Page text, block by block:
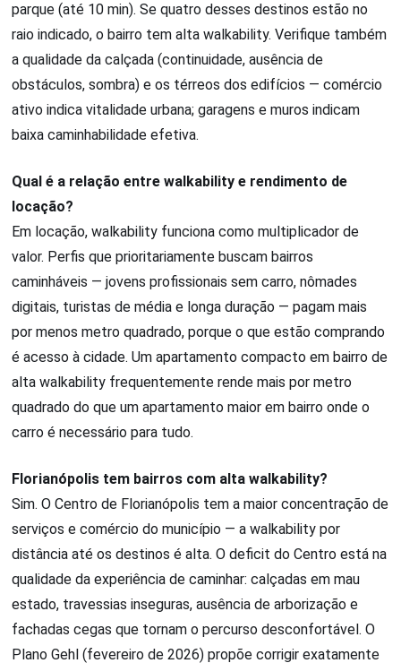
parque (até 10 min). Se quatro desses destinos estão no
raio indicado, o bairro tem alta walkability. Verifique também
a qualidade da calçada (continuidade, ausência de
obstáculos, sombra) e os térreos dos edifícios — comércio
ativo indica vitalidade urbana; garagens e muros indicam
baixa caminhabilidade efetiva.
Qual é a relação entre walkability e rendimento de
locação?
Em locação, walkability funciona como multiplicador de
valor. Perfis que prioritariamente buscam bairros
caminháveis — jovens profissionais sem carro, nômades
digitais, turistas de média e longa duração — pagam mais
por menos metro quadrado, porque o que estão comprando
é acesso à cidade. Um apartamento compacto em bairro de
alta walkability frequentemente rende mais por metro
quadrado do que um apartamento maior em bairro onde o
carro é necessário para tudo.
Florianópolis tem bairros com alta walkability?
Sim. O Centro de Florianópolis tem a maior concentração de
serviços e comércio do município — a walkability por
distância até os destinos é alta. O deficit do Centro está na
qualidade da experiência de caminhar: calçadas em mau
estado, travessias inseguras, ausência de arborização e
fachadas cegas que tornam o percurso desconfortável. O
Plano Gehl (fevereiro de 2026) propõe corrigir exatamente